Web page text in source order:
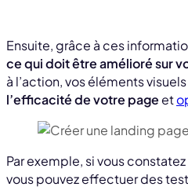
Ensuite, grâce à ces
ce qui doit être amélioré sur
à l’action, vos éléments
l’efficacité de votre page et
Par exemple, si vous
vous pouvez effectuer des